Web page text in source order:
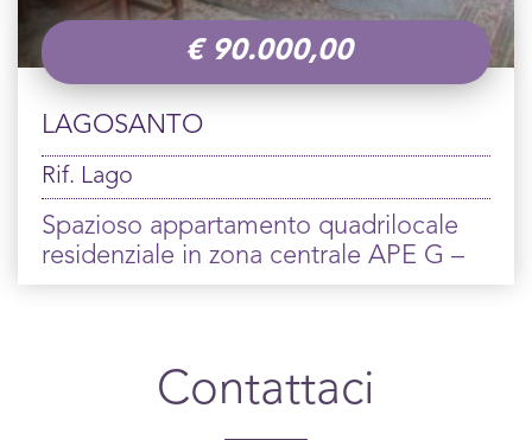
€90.000,00
LAGOSANTO
Rif. Lago
Spazioso appartamento quadrilocale
residenziale in zona centrale APE G –
Contattaci